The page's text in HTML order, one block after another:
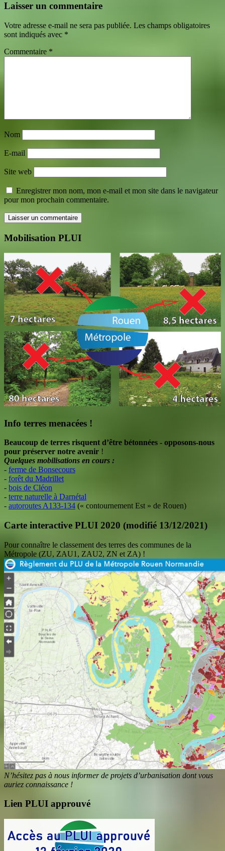
Laisser un commentaire
Votre adresse e-mail ne sera pas publiée. Les champs obligatoires
sont indiqués avec *
Commentaire *
Nom
E-mail
Site web
Enregistrer mon nom, mon e-mail et mon site dans le navigateur
pour mon prochain commentaire.
Mobilisation PLUI
Info terres menacées !
Beaucoup de terres risquent d’être bétonnées - opposons-nous
pour préserver notre avenir !
Quelques mobilisations en cours :
- ferme de Bonsecours
- forêt du Madrillet
- bois de Cléon
- terre naturelle à Darnétal
- autoroutes A133-134 (« contournement Est » de Rouen)
Carte interactive PLUI 2020 (modifié 13/12/2021)
Pour connaître le classement des terres des communes de la
Métropole (ZU, ZAU1, ZAU2, ZN et ZA) !
N’hésitez pas à nous informer de projets d’urbanisation dont vous
auriez connaissance !
Lien PLUI approuvé